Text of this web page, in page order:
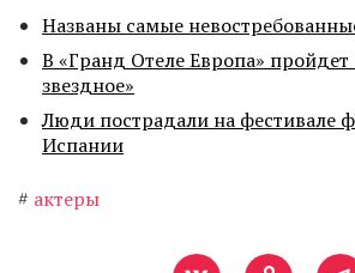
Названы самые
В «Гранд Отеле Европа» пройдет
звездное»
Люди пострадали на фестивале
Испании
# актеры